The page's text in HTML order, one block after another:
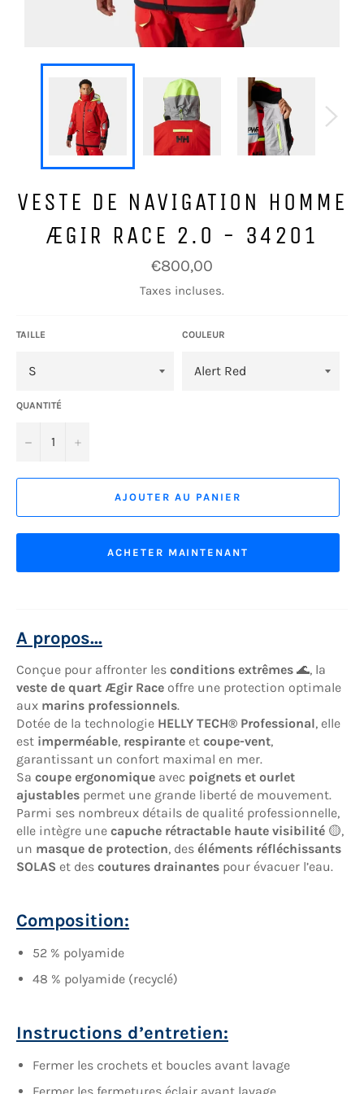
VESTE DE NAVIGATION HOMME
ÆGIR RACE 2.0 - 34201
Prix
régulier
€800,00
Taxes incluses.
TAILLE COULEUR
QUANTITÉ
− +
AJOUTER AU PANIER
ACHETER MAINTENANT
A propos...
Conçue pour affronter les conditions extrêmes 🌊, la
veste de quart Ægir Race offre une protection optimale
aux marins professionnels.
Dotée de la technologie HELLY TECH® Professional, elle
est imperméable, respirante et coupe-vent,
garantissant un confort maximal en mer.
Sa coupe ergonomique avec poignets et ourlet
ajustables permet une grande liberté de mouvement.
Parmi ses nombreux détails de qualité professionnelle,
elle intègre une capuche rétractable haute visibilité 🟡,
un masque de protection, des éléments réfléchissants
SOLAS et des coutures drainantes pour évacuer l’eau.
Composition:
52 % polyamide
48 % polyamide (recyclé)
Instructions d’entretien:
Fermer les crochets et boucles avant lavage